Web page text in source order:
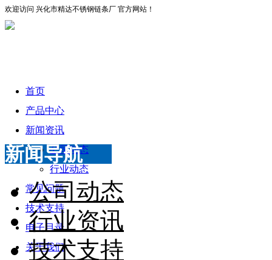
欢迎访问 兴化市精达不锈钢链条厂 官方网站！
首页
产品中心
新闻资讯
公司动态
行业动态
常见问题
技术支持
电子目录
关于我们
新闻导航
公司动态
行业资讯
技术支持